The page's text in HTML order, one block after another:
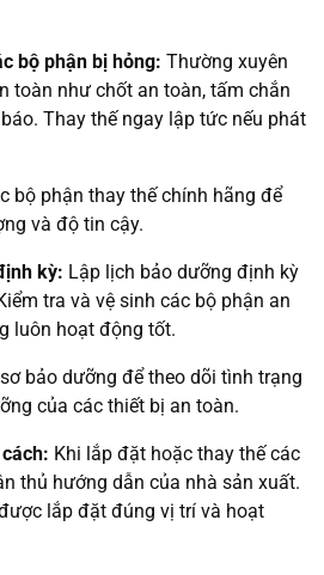
bộ phận bị hỏng: Thường xuyên
toàn như chốt an toàn, tấm chắn
Thay thế ngay lập tức nếu phát
bộ phận thay thế chính hãng để
và độ tin cậy.
kỳ: Lập lịch bảo dưỡng định kỳ
tra và vệ sinh các bộ phận an
luôn hoạt động tốt.
bảo dưỡng để theo dõi tình trạng
của các thiết bị an toàn.
Khi lắp đặt hoặc thay thế các
thủ hướng dẫn của nhà sản xuất.
lắp đặt đúng vị trí và hoạt